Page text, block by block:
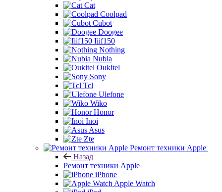
Cat
Coolpad
Cubot
Doogee
Iiif150
Nothing
Nubia
Oukitel
Sony
Tcl
Ulefone
Wiko
Honor
Inoi
Asus
Zte
Ремонт техники Apple
Назад
Ремонт техники Apple
iPhone
Apple Watch